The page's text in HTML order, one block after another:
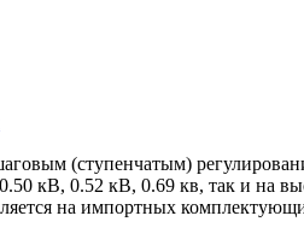
(ступенчатым)
кВ, 0.52 кВ, 0.69 кв, так и
на импортных